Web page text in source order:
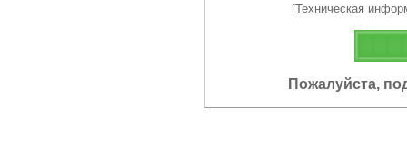
[Техническая
Пожалуйста,